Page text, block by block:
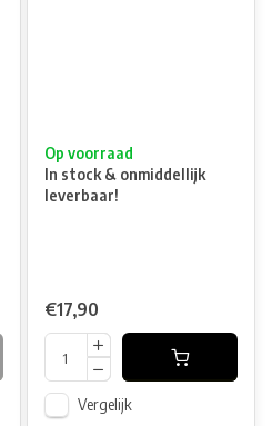
Op voorraad
In stock & onmiddellijk
leverbaar!
€17,90
Vergelijk